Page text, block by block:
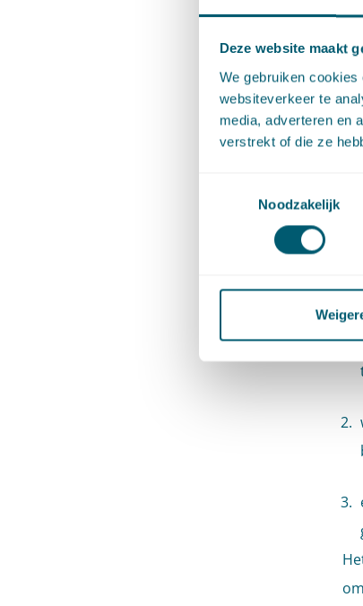
Deze website maakt
We gebruiken
websiteverkeer te
media, adverteren en
verstrekt of die ze
Noodzakelijk